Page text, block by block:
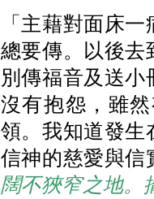
「主藉對面床
總要傳。以後去
別傳福音及送
沒有抱怨，雖
領。我知道發生
信神的慈愛與信
闊不狹窄之地。